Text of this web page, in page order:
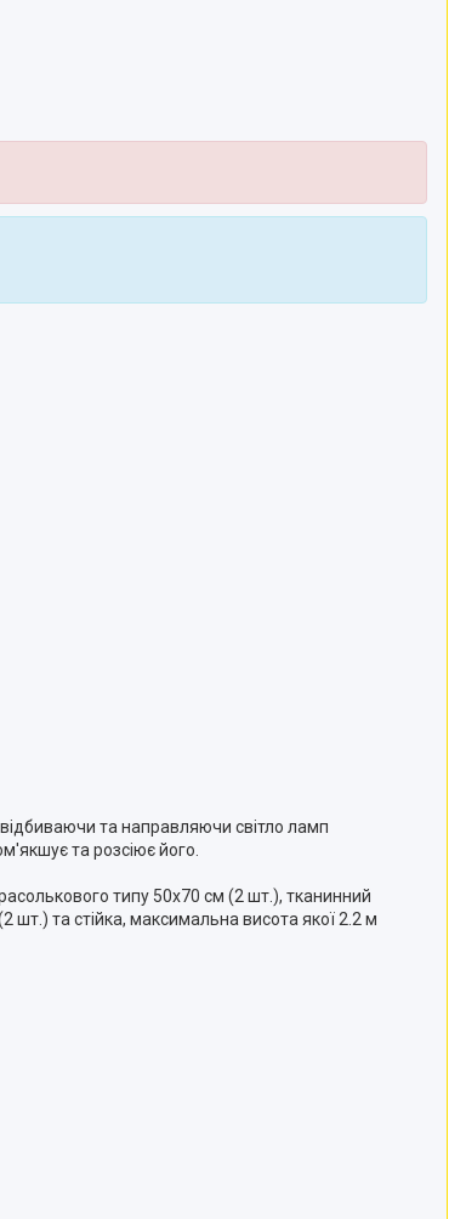
та направляючи світло ламп
та розсіює його.
типу 50х70 см (2 шт.), тканинний
шт.) та стійка, максимальна висота якої 2.2 м